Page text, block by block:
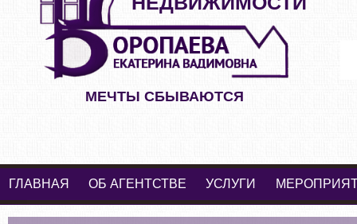
МЕЧТЫ СБЫВАЮТСЯ
ГЛАВНАЯ ОБ АГЕНТСТВЕ УСЛУГИ